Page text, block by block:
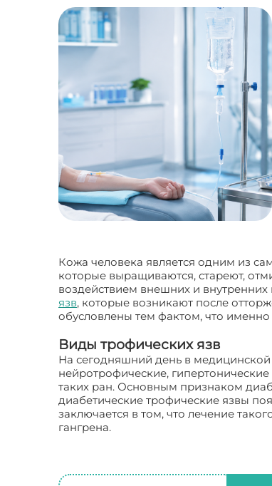
Кожа человека является одним из
которые выращиваются, стареют,
воздействием внешних и
язв, которые возникают после
обусловлены тем фактом, что
Виды трофических язв
На сегодняшний день в медицинской
нейротрофические,
таких ран. Основным признаком
диабетические трофические язвы
заключается в том, что лечение
гангрена.